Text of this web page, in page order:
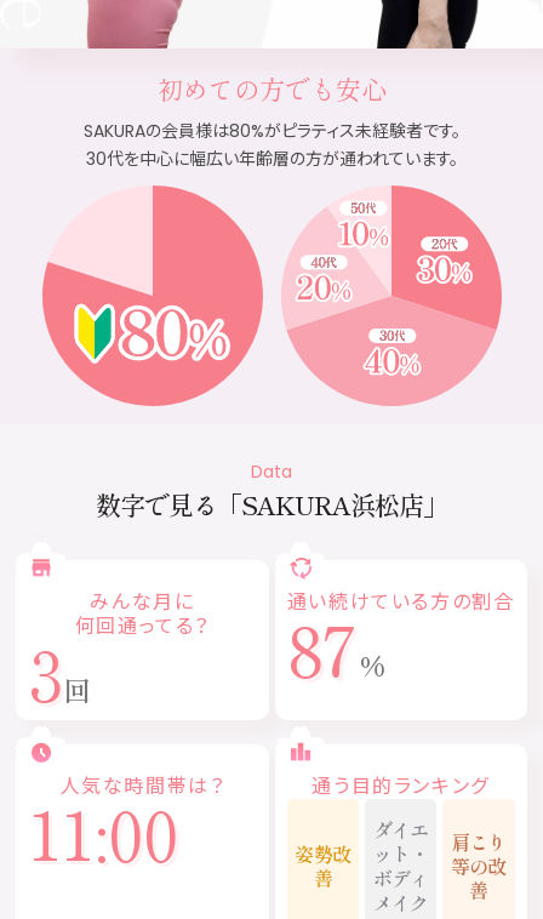
初めての方でも安心
SAKURAの会員様は80%がピラティス未経験者です。
30代を中心に幅広い年齢層の方が通われています。
Data
数字で見る 「SAKURA浜松店」
みんな月に
何回通ってる？
3回
通い続けている方 の割合
87%
人気な時間帯は？
11:00 通う目的ランキング
姿勢改
善
ダイエ
ット・
ボディ
メイク
肩こり
等の改
善